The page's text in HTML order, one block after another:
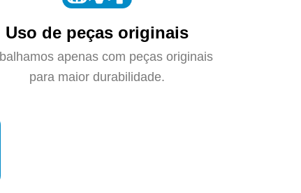
Uso de peças originais
apenas com peças originais
para maior durabilidade.